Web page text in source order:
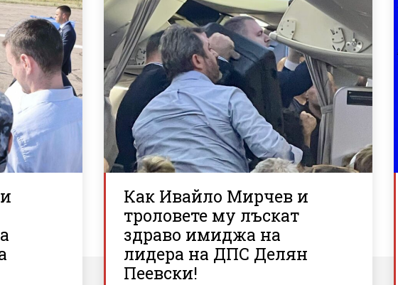
Как Ивайло Мирчев и
троловете му лъскат
здраво имиджа на
лидера на ДПС Делян
Пеевски!